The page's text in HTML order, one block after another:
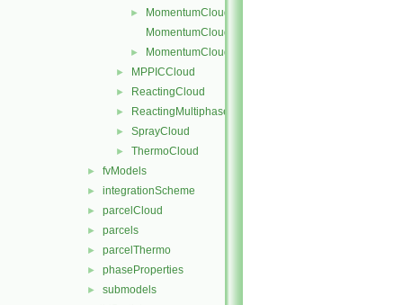
►
MomentumCloud.H
MomentumCloudI.H
► MomentumCloudName.C
► MPPICCloud
► ReactingCloud
► ReactingMultiphaseCloud
► SprayCloud
► ThermoCloud
► fvModels
► integrationScheme
► parcelCloud
► parcels
► parcelThermo
► phaseProperties
► submodels